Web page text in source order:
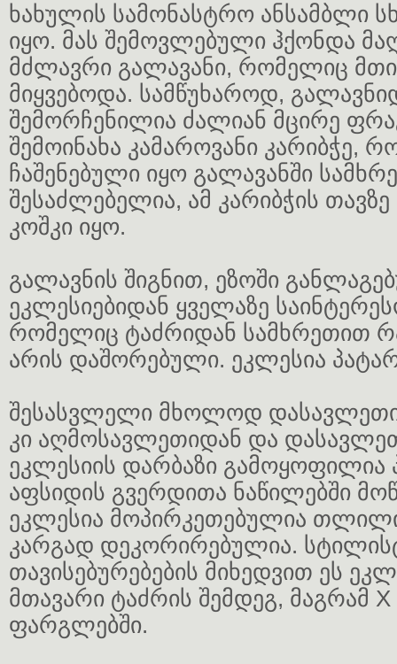
ხახულის სამონასტრო ანსამბლი
იყო. მას შემოვლებული ჰქონდა
მძლავრი გალავანი, რომელიც
მიყვებოდა. სამწუხაროდ,
შემორჩენილია ძალიან მცირე
შემოინახა კამაროვანი კარიბჭე,
ჩაშენებული იყო გალავანში
შესაძლებელია, ამ კარიბჭის
კოშკი იყო.
გალავნის შიგნით, ეზოში
ეკლესიებიდან ყველაზე
რომელიც ტაძრიდან სამხრეთით
არის დაშორებული. ეკლესია
შესასვლელი მხოლოდ
კი აღმოსავლეთიდან და
ეკლესიის დარბაზი
აფსიდის გვერდითა ნაწილებში
ეკლესია მოპირკეთებულია
კარგად დეკორირებულია.
თავისებურებების მიხედვით ეს
მთავარი ტაძრის შემდეგ, მაგრამ X
ფარგლებში.